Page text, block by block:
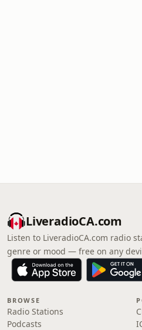
LiveradioCA.com
Listen to LiveradioCA.com radio
genre or mood — free on any
BROWSE
Radio Stations
Podcasts